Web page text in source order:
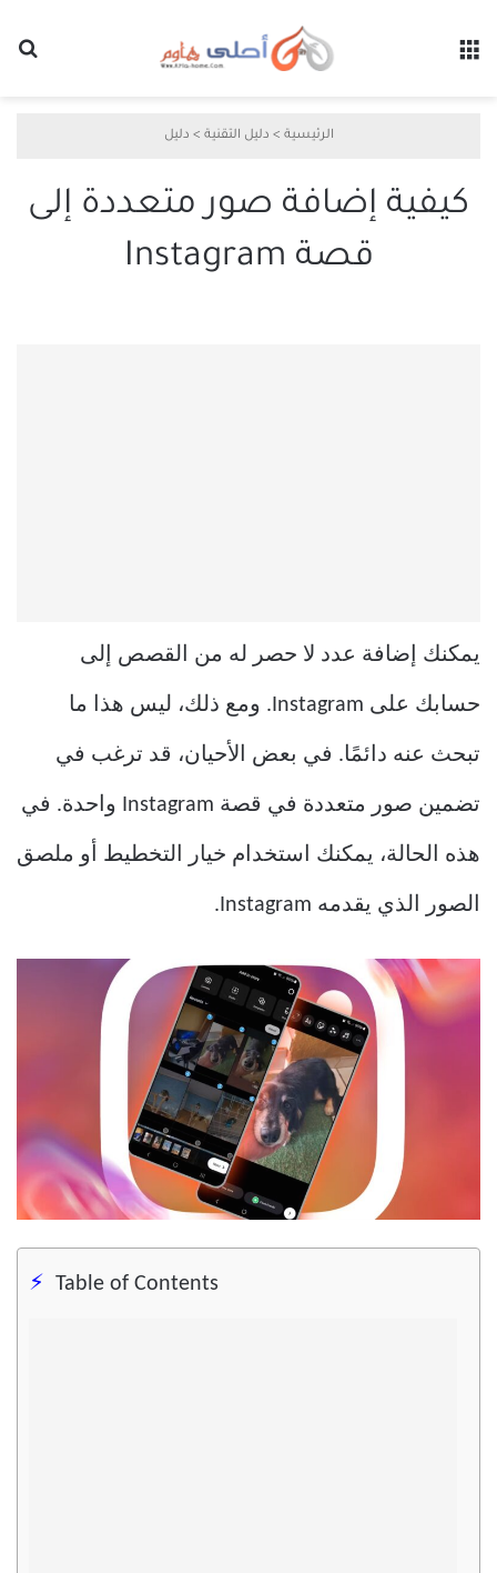
الرئيسية > دليل التقنية > دليل
كيفية إضافة صور متعددة إلى
قصة Instagram
يمكنك إضافة عدد لا حصر له من القصص إلى
حسابك على Instagram. ومع ذلك، ليس هذا ما
تبحث عنه دائمًا. في بعض الأحيان، قد ترغب في
تضمين صور متعددة في قصة Instagram واحدة. في
هذه الحالة، يمكنك استخدام خيار التخطيط أو ملصق
الصور الذي يقدمه Instagram.
Table of Contents